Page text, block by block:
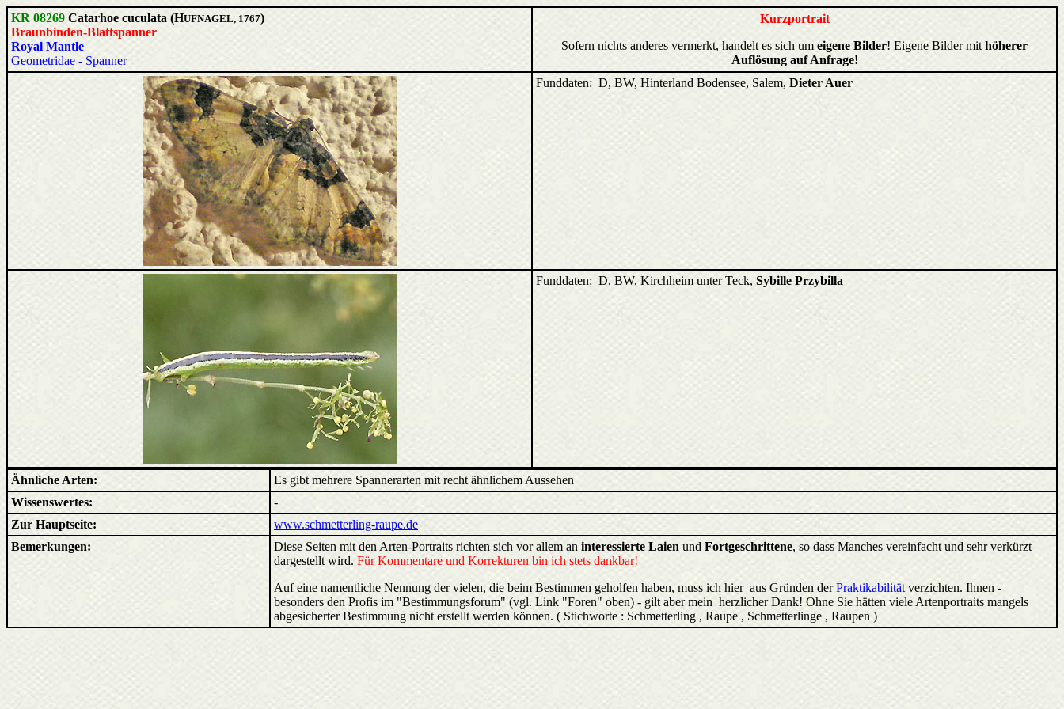
KR 08269 Catarhoe cuculata (HUFNAGEL, 1767)
Braunbinden-Blattspanner
Royal Mantle
Geometridae - Spanner
Kurzportrait
Sofern nichts anderes vermerkt, handelt es sich um eigene Bilder! Eigene Bilder mit höherer
Auflösung auf Anfrage!
Funddaten: D, BW, Hinterland Bodensee, Salem, Dieter Auer
Funddaten: D, BW, Kirchheim unter Teck, Sybille Przybilla
Ähnliche Arten:
Es gibt mehrere Spannerarten mit recht ähnlichem Aussehen
Wissenswertes:
-
Zur Hauptseite:
www.schmetterling-raupe.de
Bemerkungen:
Diese Seiten mit den Arten-Portraits richten sich vor allem an interessierte Laien und Fortgeschrittene, so dass Manches vereinfacht und sehr verkürzt
dargestellt wird. Für Kommentare und Korrekturen bin ich stets dankbar!
Auf eine namentliche Nennung der vielen, die beim Bestimmen geholfen haben, muss ich hier aus Gründen derPraktikabilität verzichten. Ihnen -
besonders den Profis im "Bestimmungsforum" (vgl. Link "Foren" oben) - gilt aber mein herzlicher Dank! Ohne Sie hätten viele Artenportraits mangels
abgesicherter Bestimmung nicht erstellt werden können. ( Stichworte : Schmetterling , Raupe , Schmetterlinge , Raupen )